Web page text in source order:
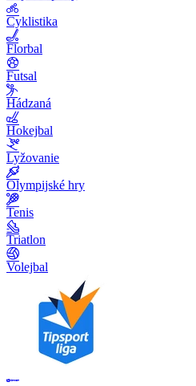
Cyklistika
Florbal
Futsal
Hádzaná
Hokejbal
Lyžovanie
Olympijské hry
Tenis
Triatlon
Volejbal